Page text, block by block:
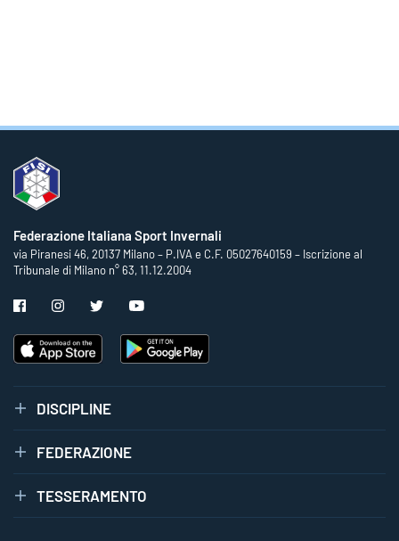
Federazione Italiana Sport Invernali
via Piranesi 46, 20137 Milano – P.IVA e C.F. 05027640159 – Iscrizione al
Tribunale di Milano n° 63, 11.12.2004
DISCIPLINE
FEDERAZIONE
TESSERAMENTO